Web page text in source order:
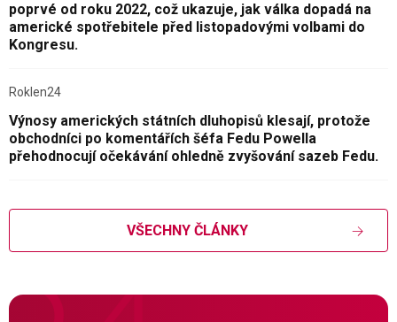
poprvé od roku 2022, což ukazuje, jak válka dopadá na
americké spotřebitele před listopadovými volbami do
Kongresu.
Roklen24
Výnosy amerických státních dluhopisů klesají, protože
obchodníci po komentářích šéfa Fedu Powella
přehodnocují očekávání ohledně zvyšování sazeb Fedu.
VŠECHNY ČLÁNKY